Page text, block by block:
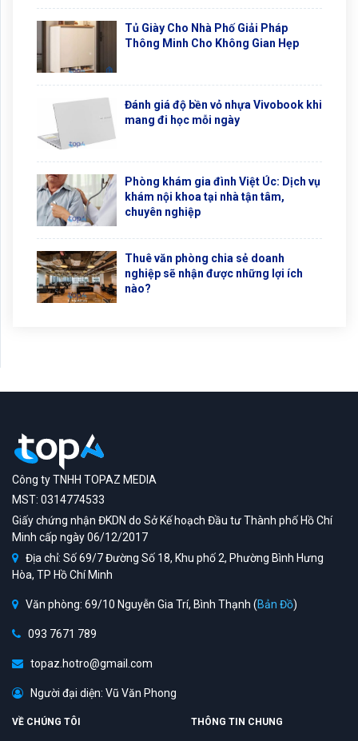
Tủ Giày Cho Nhà Phố Giải Pháp
Thông Minh Cho Không Gian Hẹp
Đánh giá độ bền vỏ nhựa Vivobook khi
mang đi học mỗi ngày
Phòng khám gia đình Việt Úc: Dịch vụ
khám nội khoa tại nhà tận tâm,
chuyên nghiệp
Thuê văn phòng chia sẻ doanh
nghiệp sẽ nhận được những lợi ích
nào?
Công ty TNHH TOPAZ MEDIA
MST: 0314774533
Giấy chứng nhận ĐKDN do Sở Kế hoạch Đầu tư Thành phố Hồ Chí
Minh cấp ngày 06/12/2017
Địa chỉ: Số 69/7 Đường Số 18, Khu phố 2, Phường Bình Hưng
Hòa, TP Hồ Chí Minh
Văn phòng: 69/10 Nguyễn Gia Trí, Bình Thạnh (Bản Đồ)
093 7671 789
topaz.hotro@gmail.com
Người đại diện: Vũ Văn Phong
VỀ CHÚNG TÔI THÔNG TIN CHUNG